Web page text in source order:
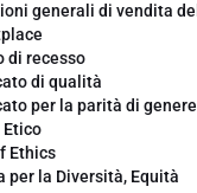
generali di vendita del
di recesso
di qualità
per la parità di genere
Etico
Ethics
per la Diversità, Equità